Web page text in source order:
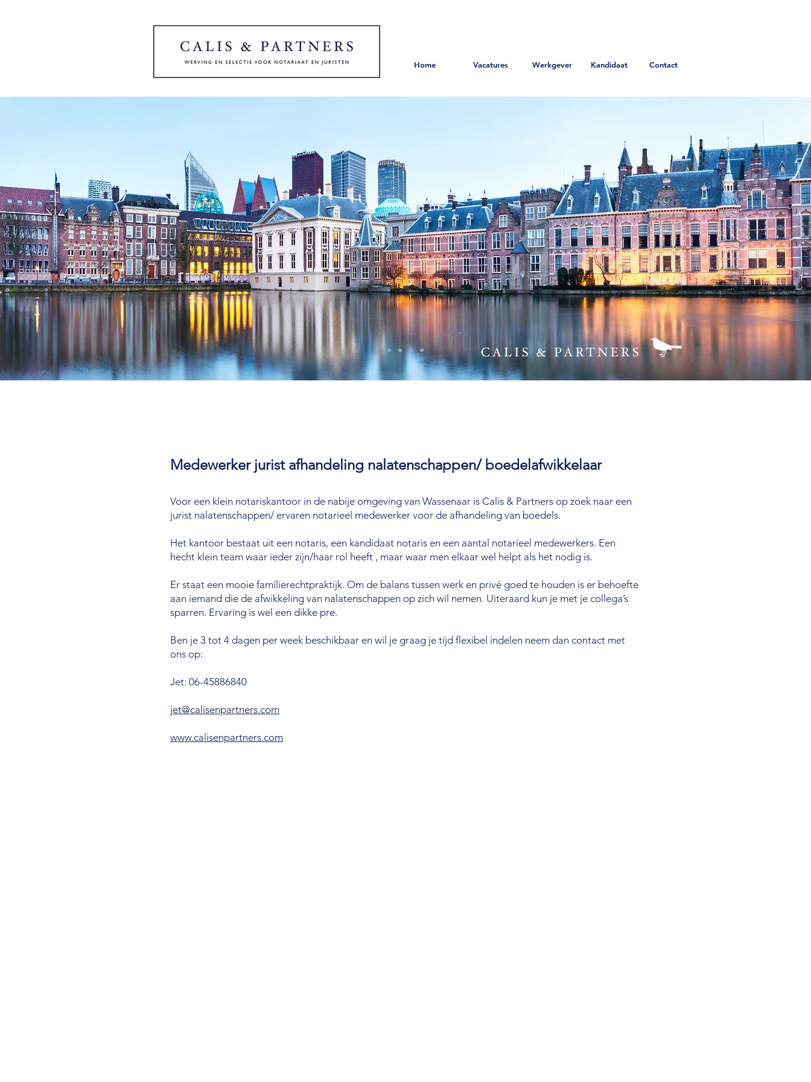
Home Vacatures Werkgever Kandidaat Contact
Medewerker jurist afhandeling nalatenschappen/ boedelafwikkelaar
Voor een klein notariskantoor in de nabije omgeving van Wassenaar is Calis & Partners op zoek naar een
jurist nalatenschappen/ ervaren notarieel medewerker voor de afhandeling van boedels.
Het kantoor bestaat uit een notaris, een kandidaat notaris en een aantal notarieel medewerkers. Een
hecht klein team waar ieder zijn/haar rol heeft , maar waar men elkaar wel helpt als het nodig is.
Er staat een mooie familierechtpraktijk. Om de balans tussen werk en privé goed te houden is er behoefte
aan iemand die de afwikkeling van nalatenschappen op zich wil nemen. Uiteraard kun je met je collega’s
sparren. Ervaring is wel een dikke pre.
Ben je 3 tot 4 dagen per week beschikbaar en wil je graag je tijd flexibel indelen neem dan contact met
ons op:
Jet: 06-45886840
jet@calisenpartners.com
www.calisenpartners.com